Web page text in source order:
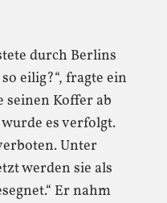
durch Berlins
eilig?“, fragte ein
seinen Koffer ab
es verfolgt.
Unter
werden sie als
Er nahm